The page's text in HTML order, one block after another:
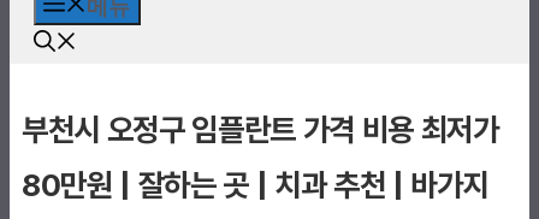
뛰
메뉴
부천시 오정구 임플란트 가격 비용 최저가
80만원 | 잘하는 곳 | 치과 추천 | 바가지